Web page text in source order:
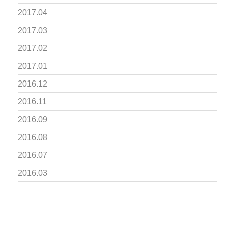
2017.04
2017.03
2017.02
2017.01
2016.12
2016.11
2016.09
2016.08
2016.07
2016.03